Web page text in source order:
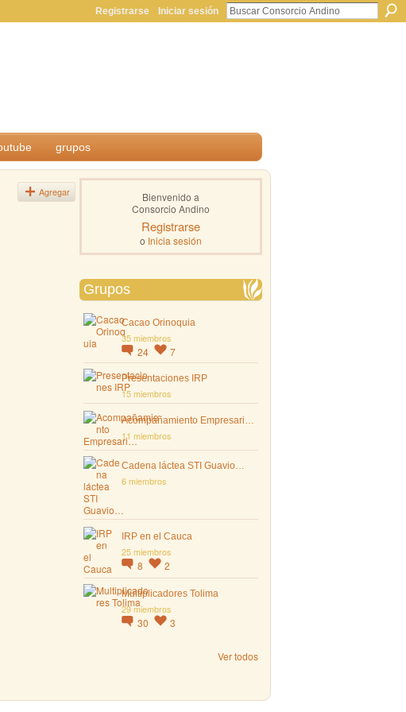
Registrarse Iniciar sesión
grupos
Agregar
Bienvenido a
Consorcio Andino
Registrarse
o Inicia sesión
Grupos
Cacao Orinoquia
35 miembros
24 7
Presentaciones IRP
15 miembros
Acompañamiento Empresari…
11 miembros
Cadena láctea STI Guavio…
6 miembros
IRP en el Cauca
25 miembros
8 2
Multiplicadores Tolima
29 miembros
30 3
Ver todos